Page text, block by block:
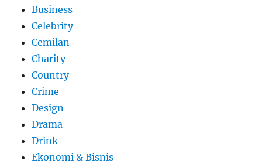
Business
Celebrity
Cemilan
Charity
Country
Crime
Design
Drama
Drink
Ekonomi & Bisnis